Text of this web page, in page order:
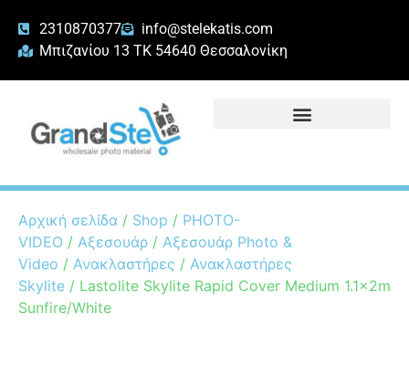
2310870377
info@stelekatis.com
Μπιζανίου 13 ΤΚ 54640 Θεσσαλονίκη
Αρχική σελίδα / Shop / PHOTO-
VIDEO / Αξεσουάρ / Αξεσουάρ Photo &
Video / Ανακλαστήρες / Ανακλαστήρες
Skylite / Lastolite Skylite Rapid Cover Medium 1.1x2m
Sunfire/White